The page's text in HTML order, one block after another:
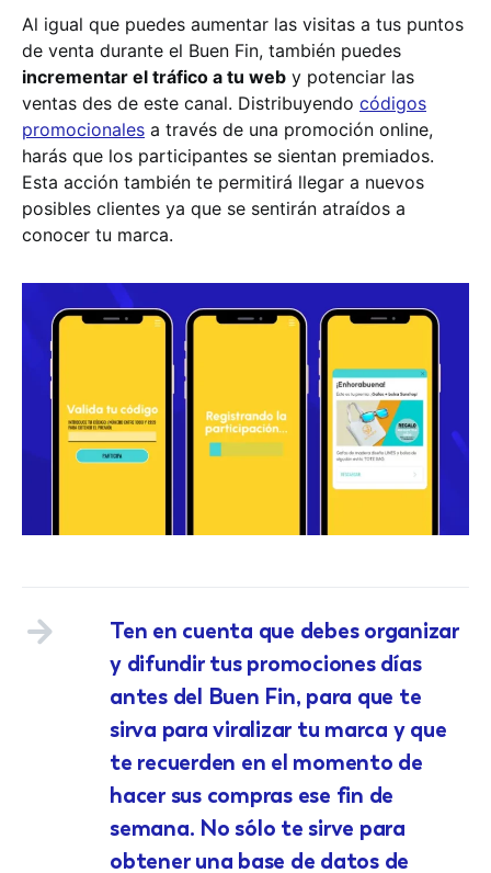
Al igual que puedes aumentar las visitas a tus puntos
de venta durante el Buen Fin, también puedes
incrementar el tráfico a tu web y potenciar las
ventas des de este canal. Distribuyendo códigos
promocionales a través de una promoción online,
harás que los participantes se sientan premiados.
Esta acción también te permitirá llegar a nuevos
posibles clientes ya que se sentirán atraídos a
conocer tu marca.
Ten en cuenta que debes organizar
y difundir tus promociones días
antes del Buen Fin, para que te
sirva para viralizar tu marca y que
te recuerden en el momento de
hacer sus compras ese fin de
semana. No sólo te sirve para
obtener una base de datos de